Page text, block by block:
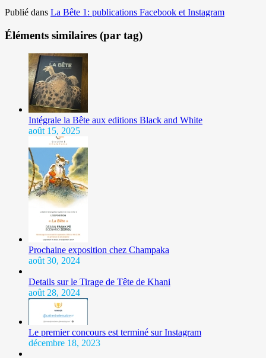
Publié dans La Bête 1: publications Facebook et Instagram
Éléments similaires (par tag)
Intégrale la Bête aux editions Black and White
août 15, 2025
Prochaine exposition chez Champaka
août 30, 2024
Details sur le Tirage de Tête de Khani
août 28, 2024
Le premier concours est terminé sur Instagram
décembre 18, 2023